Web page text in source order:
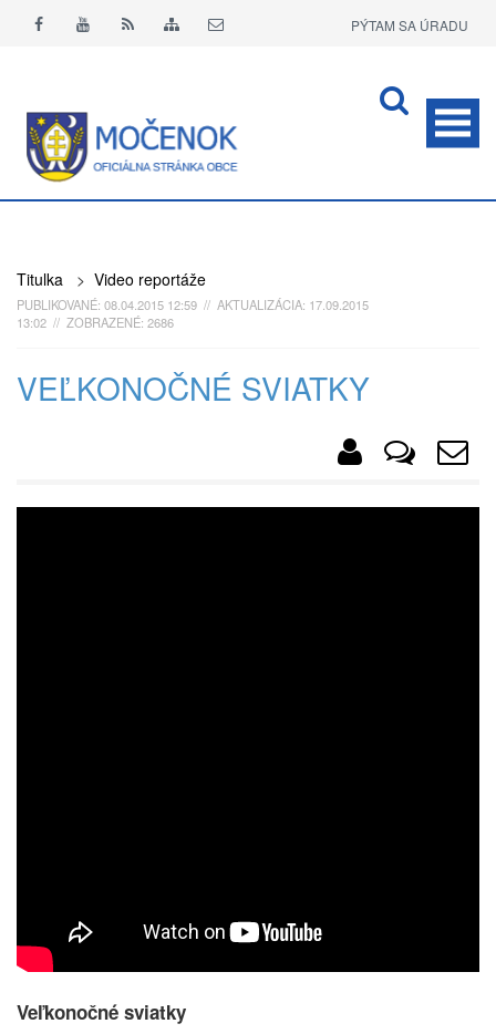
PÝTAM SA ÚRADU
Titulka > Video reportáže
PUBLIKOVANÉ: 08.04.2015 12:59 // AKTUALIZÁCIA: 17.09.2015
13:02 // ZOBRAZENÉ: 2686
VEĽKONOČNÉ SVIATKY
Veľkonočné sviatky